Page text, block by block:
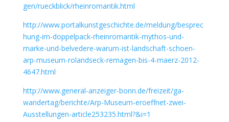
gen/rueckblick/rheinromantik.html
http://www.portalkunstgeschichte.de/meldung/besprec
hung-im-doppelpack-rheinromantik-mythos-und-
marke-und-belvedere-warum-ist-landschaft-schoen-
arp-museum-rolandseck-remagen-bis-4-maerz-2012-
4647.html
http://www.general-anzeiger-bonn.de/freizeit/ga-
wandertag/berichte/Arp-Museum-eroeffnet-zwei-
Ausstellungen-article253235.html?&i=1